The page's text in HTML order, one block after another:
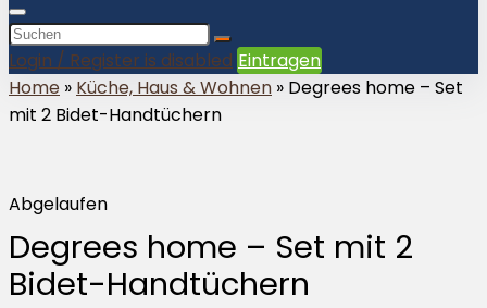
Login / Register is disabled Eintragen
Home » Küche, Haus & Wohnen » Degrees home – Set
mit 2 Bidet-Handtüchern
Abgelaufen
Degrees home – Set mit 2
Bidet-Handtüchern